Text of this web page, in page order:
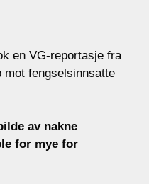
en VG-reportasje fra
mot fengselsinnsatte
av nakne
for mye for